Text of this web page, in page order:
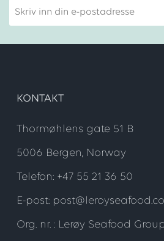
KONTAKT
Thormøhlens gate 51 B
5006 Bergen, Norway
Telefon: +47 55 21 36 50
E-post:
Org. nr. : Lerøy Seafood